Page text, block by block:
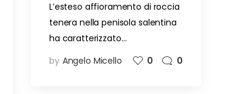
L’esteso affioramento di roccia
tenera nella penisola salentina
ha caratterizzato…
by Angelo Micello 0 0